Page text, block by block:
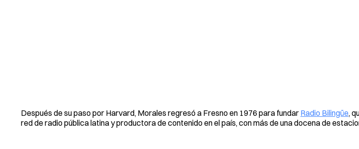
Después de su paso por Harvard, Morales regresó a Fresno en 1976 para fundar Radio Bilingüe,
red de radio pública latina y productora de contenido en el país, con más de una docena de